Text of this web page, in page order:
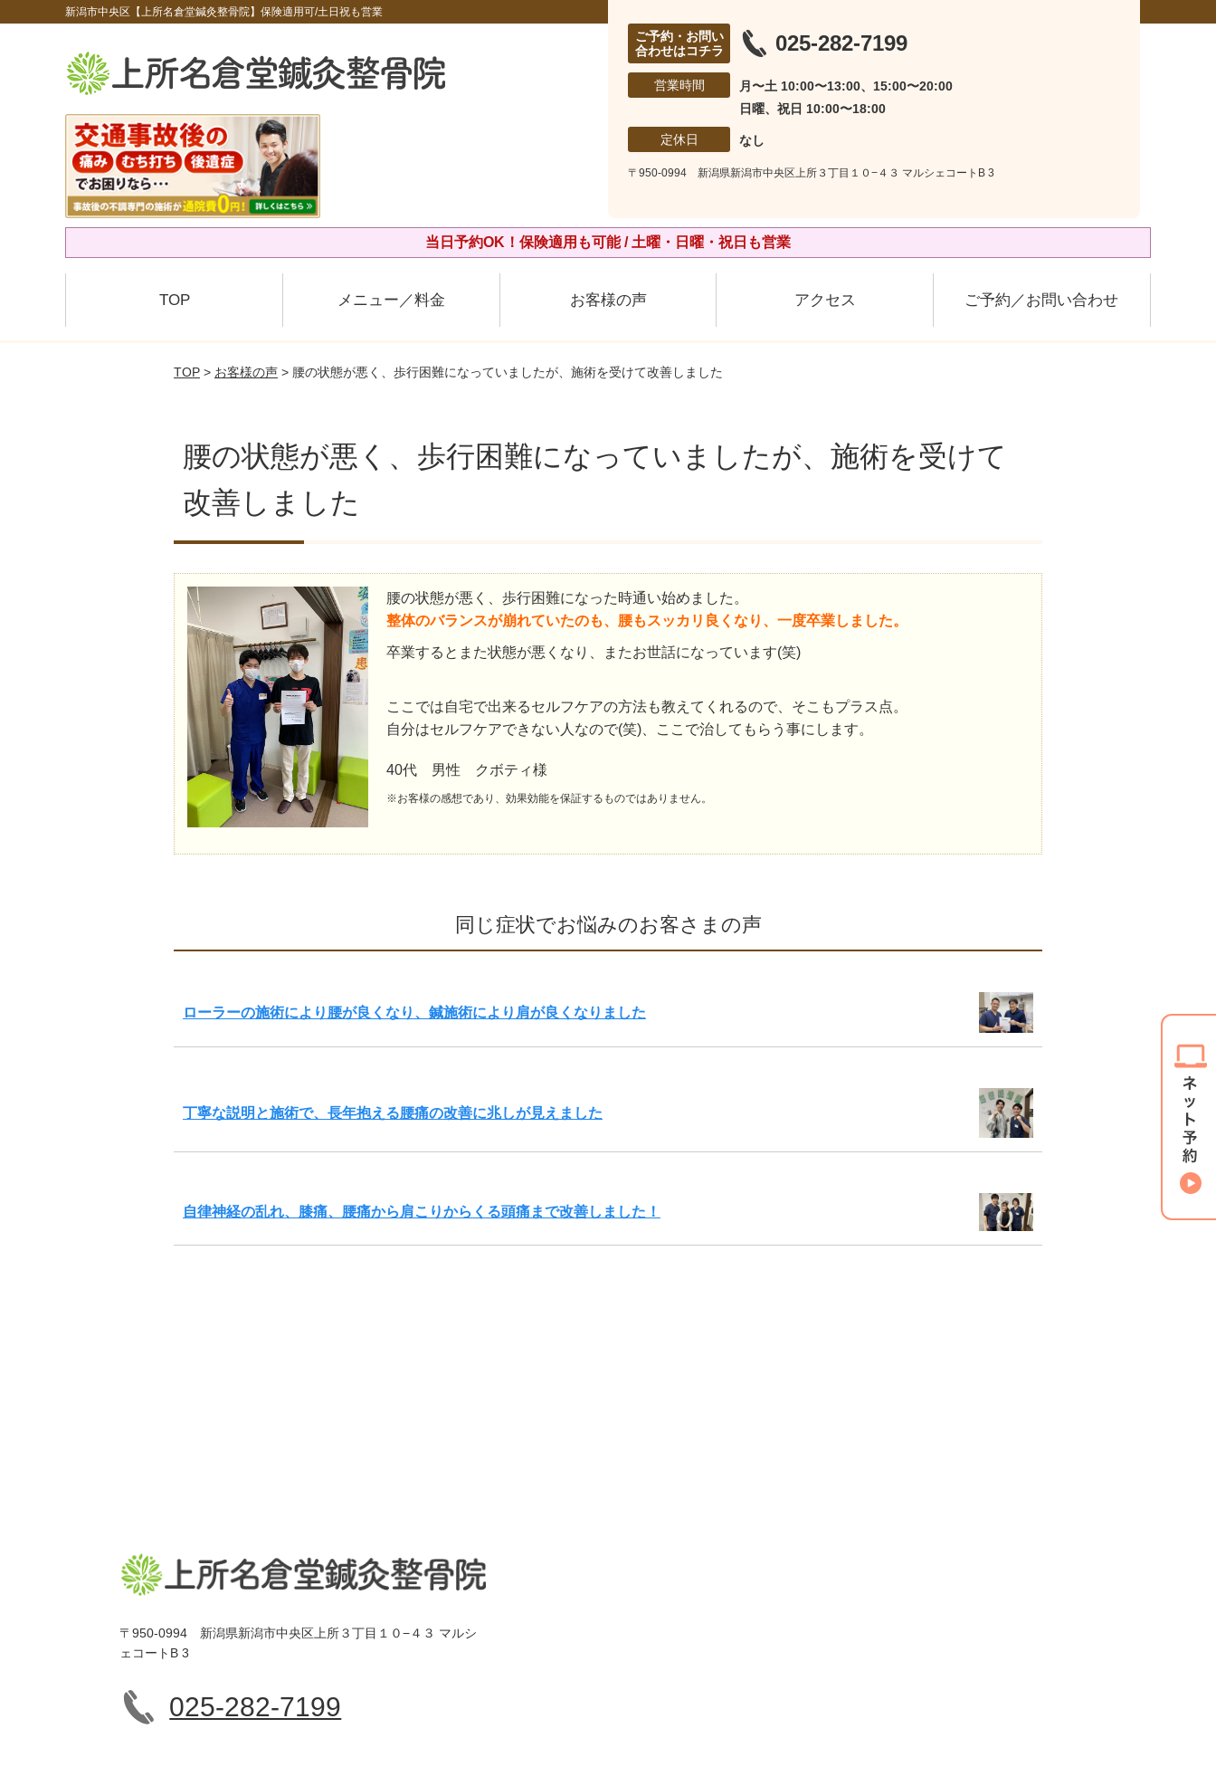
新潟市中央区【上所名倉堂鍼灸整骨院】保険適用可/土日祝も営業
ご予約・お問い
合わせはコチラ
025-282-7199
営業時間
月〜土 10:00〜13:00、15:00〜20:00
日曜、祝日 10:00〜18:00
定休日 なし
〒950-0994 新潟県新潟市中央区上所３丁目１０−４３ マルシェコートB 3
当日予約OK！保険適用も可能 / 土曜・日曜・祝日も営業
TOP メニュー／料金 お客様の声 アクセス ご予約／お問い合わせ
TOP > お客様の声 > 腰の状態が悪く、歩行困難になっていましたが、施術を受けて改善しました
腰の状態が悪く、歩行困難になっていましたが、施術を受けて
改善しました
腰の状態が悪く、歩行困難になった時通い始めました。
整体のバランスが崩れていたのも、腰もスッカリ良くなり、一度卒業しました。
卒業するとまた状態が悪くなり、またお世話になっています(笑)
ここでは自宅で出来るセルフケアの方法も教えてくれるので、そこもプラス点。
自分はセルフケアできない人なので(笑)、ここで治してもらう事にします。
40代 男性 クボティ様
※お客様の感想であり、効果効能を保証するものではありません。
同じ症状でお悩みのお客さまの声
ローラーの施術により腰が良くなり、鍼施術により肩が良くなりました
丁寧な説明と施術で、長年抱える腰痛の改善に兆しが見えました
自律神経の乱れ、膝痛、腰痛から肩こりからくる頭痛まで改善しました！
〒950-0994 新潟県新潟市中央区上所３丁目１０−４３ マルシ
ェコートB 3
025-282-7199